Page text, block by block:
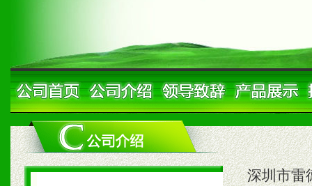
深圳市雷